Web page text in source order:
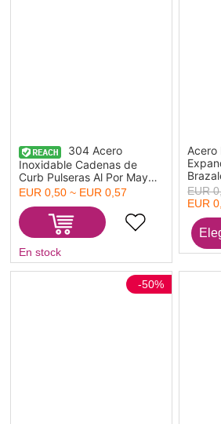
304 Acero
Inoxidable Cadenas de
Curb Pulseras Al Por Mayor,
Tono de Plata Unisex
Minimalista Regalo
Suministro de Joyería, 21cm
longitud, Tamaño de la
Cadena: 6mm, 1 Unidad
EUR 0,50 ~ EUR 0,57
En stock
Acero
25cm
Unidad
EUR
EUR
-50%